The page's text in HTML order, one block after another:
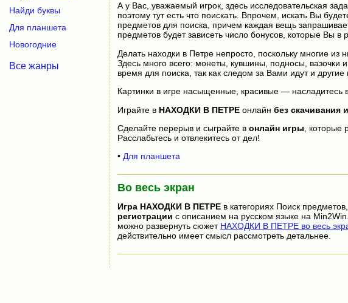
А у Вас, уважаемый игрок, здесь исследовательская
поэтому тут есть что поискать. Впрочем, искать Вы
предметов для поиска, причем каждая вещь
предметов будет зависеть число бонусов, которые Вы в
Делать находки в Петре непросто, поскольку многие
Здесь много всего: монеты, кувшины, подносы,
время для поиска, так как следом за Вами идут и другие
Картинки в игре насыщенные, красивые —
Играйте в НАХОДКИ В ПЕТРЕонлайн без скачивания
Сделайте перерыв и сыграйте в онлайн игры , которые
Расслабьтесь и отвлекитесь от дел!
• Для планшета
Во весь экран
Игра НАХОДКИ В ПЕТРЕв категориях Поиск
регистрации с описанием на русском языке на
можно развернуть сюжет НАХОДКИ В ПЕТРЕ во весь
действительно имеет смысл рассмотреть детальнее.
Найди буквы
Для планшета
Новогодние
Все жанры